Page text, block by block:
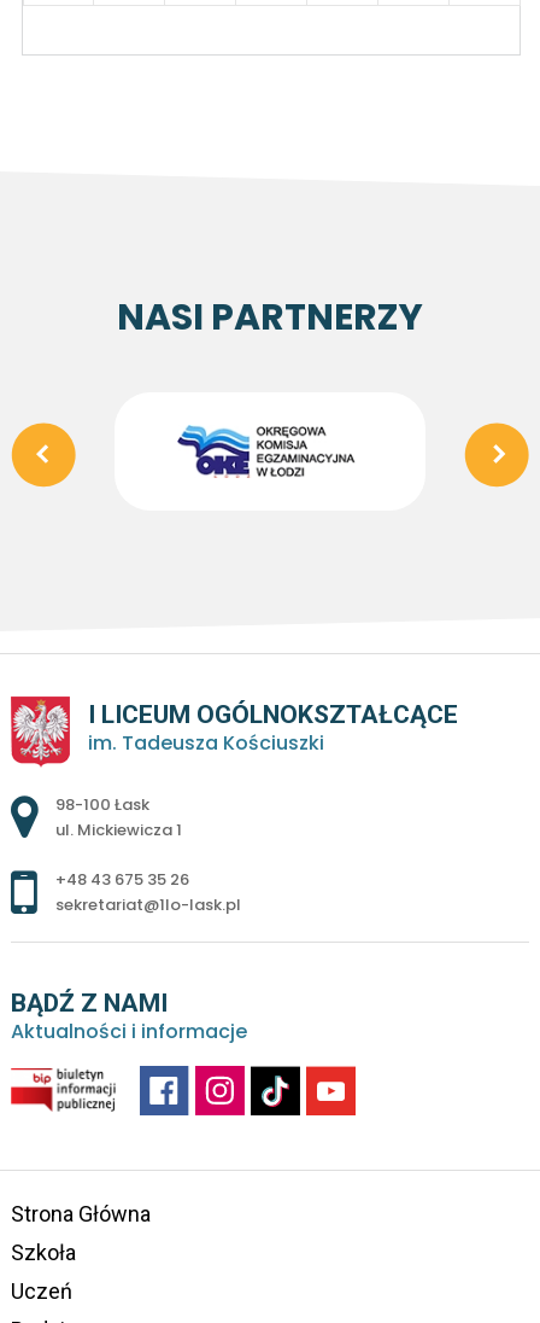
NASI PARTNERZY
I LICEUM OGÓLNOKSZTAŁCĄCE
im. Tadeusza Kościuszki
Adres pocztowy:
98-100 Łask
ul. Mickiewicza 1
+48 43 675 35 26
sekretariat@1lo-lask.pl
BĄDŹ Z NAMI
Aktualności i informacje
Strona Główna
Szkoła
Uczeń